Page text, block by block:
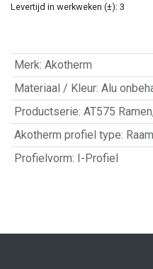
Levertijd in werkweken (±): 3
Merk: Akotherm
Materiaal / Kleur: Alu
Productserie: AT575 Ramen,
Akotherm profiel type:
Profielvorm: I-Profiel